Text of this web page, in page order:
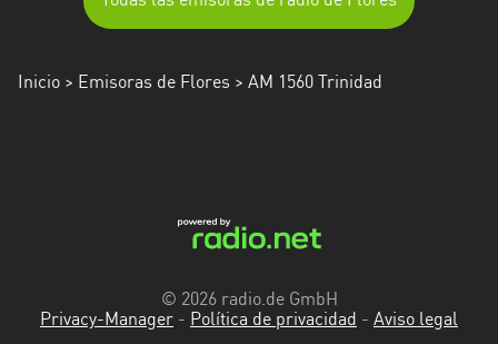
Inicio > Emisoras de Flores > AM 1560 Trinidad
© 2026 radio.de GmbH
Privacy-Manager - Política de privacidad - Aviso legal